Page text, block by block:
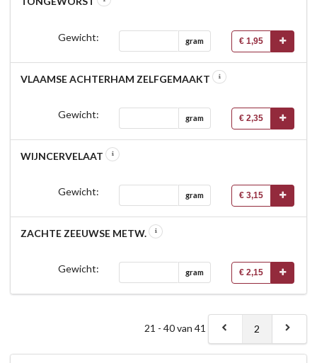
Gewicht: gram € 1,95
VLAAMSE ACHTERHAM ZELFGEMAAKT
Gewicht: gram € 2,35
WIJNCERVELAAT
Gewicht: gram € 3,15
ZACHTE ZEEUWSE METW.
Gewicht: gram € 2,15
21 - 40 van 41 2